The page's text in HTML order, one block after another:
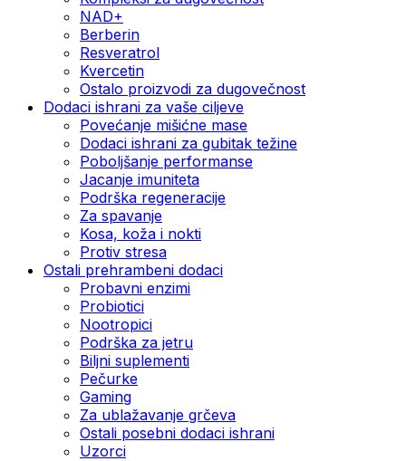
NAD+
Berberin
Resveratrol
Kvercetin
Ostalo proizvodi za dugovečnost
Dodaci ishrani za vaše ciljeve
Povećanje mišićne mase
Dodaci ishrani za gubitak težine
Poboljšanje performanse
Jacanje imuniteta
Podrška regeneracije
Za spavanje
Kosa, koža i nokti
Protiv stresa
Ostali prehrambeni dodaci
Probavni enzimi
Probiotici
Nootropici
Podrška za jetru
Biljni suplementi
Pečurke
Gaming
Za ublažavanje grčeva
Ostali posebni dodaci ishrani
Uzorci